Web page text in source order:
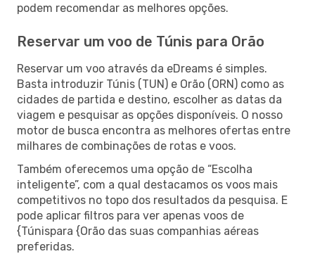
podem recomendar as melhores opções.
Reservar um voo de Túnis para Orão
Reservar um voo através da eDreams é simples.
Basta introduzir Túnis (TUN) e Orão (ORN) como as
cidades de partida e destino, escolher as datas da
viagem e pesquisar as opções disponíveis. O nosso
motor de busca encontra as melhores ofertas entre
milhares de combinações de rotas e voos.
Também oferecemos uma opção de “Escolha
inteligente”, com a qual destacamos os voos mais
competitivos no topo dos resultados da pesquisa. E
pode aplicar filtros para ver apenas voos de
{Túnispara {Orão das suas companhias aéreas
preferidas.